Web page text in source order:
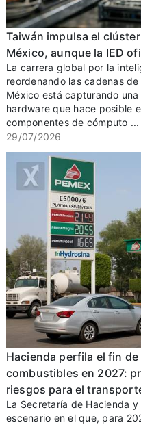
Taiwán impulsa el
México, aunque la IED
La carrera global por la
reordenando las cadenas
México está capturando
hardware que hace posible
componentes de cómputo ...
29/07/2026
Hacienda perfila el fin
combustibles en 2027:
riesgos para el
La Secretaría de Hacienda
escenario en el que, para